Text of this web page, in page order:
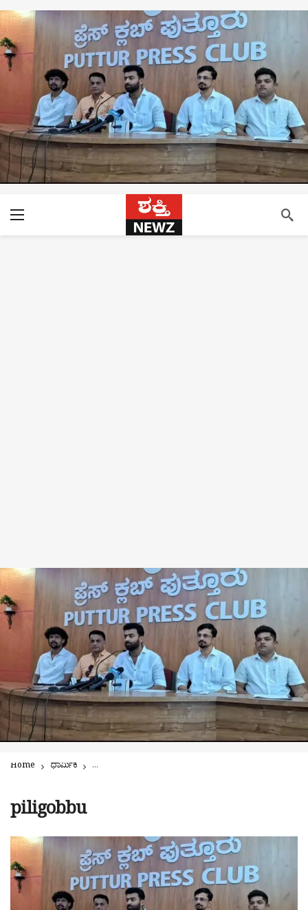
Home ಧಾರ್ಮಿಕ ಮತ್ತೊಮ್ಮೆ ವಿಜೃಂಭಿಸಲಿದೆ ಪುತ್ತೂರುದ ಪಿಲಿಗೊಬ್ಬು, ಫುಡ್ ಫೆಸ್ಟ್ | ಸೆ.
piligobbu